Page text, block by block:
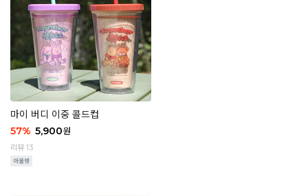
마이 버디 이중 콜드컵
57% 5,900원
리뷰 13